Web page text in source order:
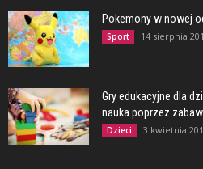
Pokemony w nowej
Sport 14 sierpnia
Gry edukacyjne dla
nauka poprzez
Dzieci 3 kwietnia